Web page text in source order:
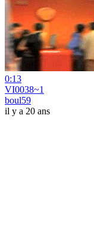
0:13
VI0038~1
boul59
il y a 20 ans